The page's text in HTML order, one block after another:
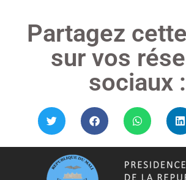
Partagez
sur vos
sociaux :